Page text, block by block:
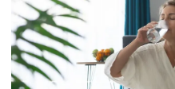
Specialități